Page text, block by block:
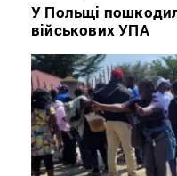
У Польщі
військових УПА